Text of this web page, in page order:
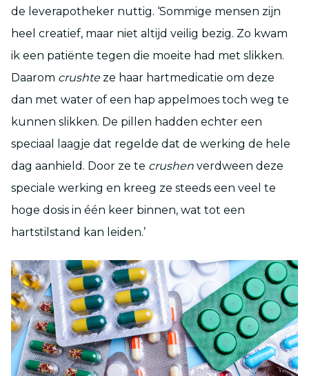
de leverapotheker nuttig. ‘Sommige mensen zijn
heel creatief, maar niet altijd veilig bezig. Zo kwam
ik een patiënte tegen die moeite had met slikken.
Daarom crushteze haar hartmedicatie om deze
dan met water of een hap appelmoes toch weg te
kunnen slikken. De pillen hadden echter een
speciaal laagje dat regelde dat de werking de hele
dag aanhield. Door ze te crushen verdween deze
speciale werking en kreeg ze steeds een veel te
hoge dosis in één keer binnen, wat tot een
hartstilstand kan leiden.’